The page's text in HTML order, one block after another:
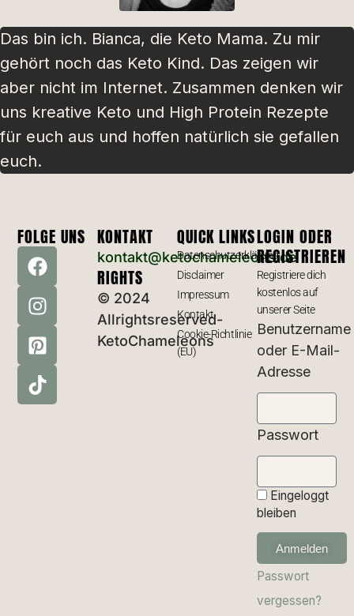
Das bin ich. Bianca, die Keto Mama. Zu mir
gehört noch das Keto Kind. Das zeigen wir
aber nicht im Internet. Zusammen denken wir
uns kreative Keto und High Protein Rezepte
für euch aus und hoffen natürlich sie gefallen
euch.
FOLGE UNS KONTAKT
kontakt@ketochameleons.de
RIGHTS
© 2024
Allrightsreserved-
KetoChameleons
QUICK LINKS
Datenschutzerklärung
Disclaimer
Impressum
Kontakt
Cookie-Richtlinie
(EU)
LOGIN ODER
REGISTRIEREN
Registriere dich
kostenlos auf
unserer Seite
Benutzername
oder E-Mail-
Adresse
Passwort
Eingeloggt
bleiben
Anmelden
Passwort
vergessen?